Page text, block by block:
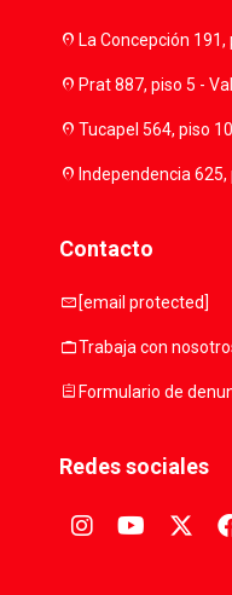
location_onLa Concepción
location_onPrat 887, piso 5 -
location_onTucapel 564, piso
location_onIndependencia
Contacto
mail [email protected]
workTrabaja con
assignmentFormulario de
Redes sociales